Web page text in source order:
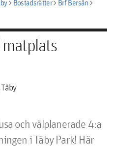
chevron_rightBostadsrätterchevron_rightBrf Bersånchevron_right
och välplanerade 4:a
i Täby Park! Här